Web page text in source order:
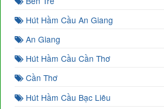
Hút Hầm Cầu An Giang
An Giang
Hút Hầm Cầu Cần Thơ
Cần Thơ
Hút Hầm Cầu Bạc Liêu